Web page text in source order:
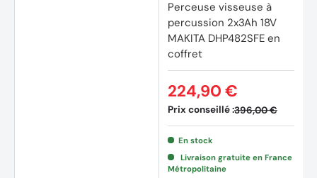
Perceuse visseuse à
percussion 2x3Ah 18V
MAKITA DHP482SFE en
coffret
Prix conseillé :396,00 €
224,90 €
En stock
Livraison gratuite en France
Métropolitaine